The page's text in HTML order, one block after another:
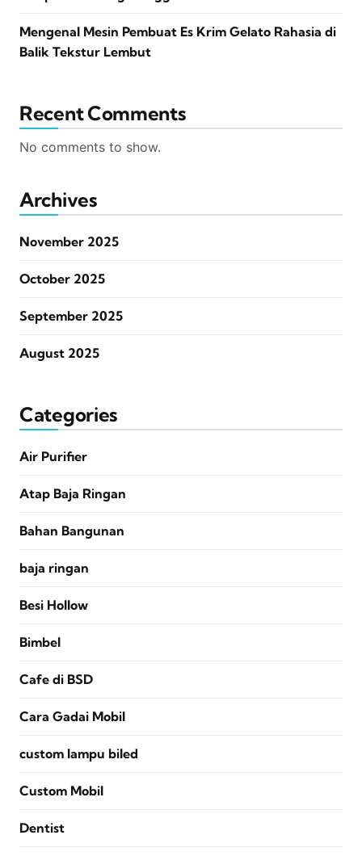
Mengenal Mesin Pembuat Es Krim Gelato Rahasia di
Balik Tekstur Lembut
Recent Comments
No comments to show.
Archives
November 2025
October 2025
September 2025
August 2025
Categories
Air Purifier
Atap Baja Ringan
Bahan Bangunan
baja ringan
Besi Hollow
Bimbel
Cafe di BSD
Cara Gadai Mobil
custom lampu biled
Custom Mobil
Dentist